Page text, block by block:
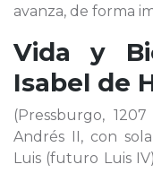
avanza, de forma
Vida y
Isabel de
(Pressburgo,
Andrés II, con
Luis (futuro Luis